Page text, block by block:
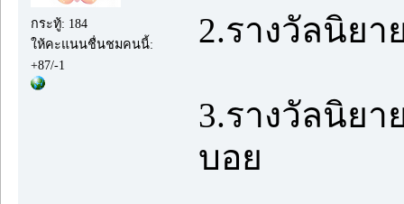
กระทู้: 184
ให้คะแนนชื่นชมคนนี้:
+87/-1
2.รางวัลนิย
3.รางวัลนิย
บอย